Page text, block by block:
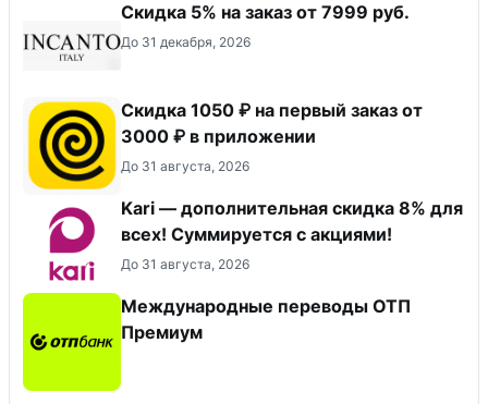
Скидка 5% на заказ от 7999 руб.
До 31 декабря, 2026
Скидка 1050 ₽ на первый заказ от
3000 ₽ в приложении
До 31 августа, 2026
Kari — дополнительная скидка 8% для
всех! Суммируется с акциями!
До 31 августа, 2026
Международные переводы ОТП
Премиум